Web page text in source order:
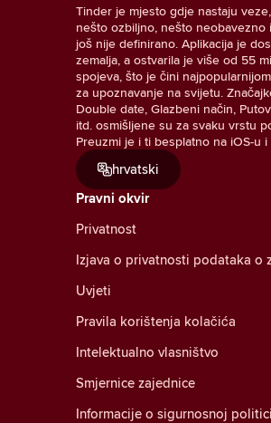
Tinder je mjesto gdje nastaju
nešto ozbiljno, nešto neobavezno
još nije definirano. Aplikacija je
zemalja, a ostvarila je više od 55
spojeva, što je čini
za upoznavanje na svijetu.
Double date, Glazbeni način,
itd. osmišljene su za svaku vrstu
Preuzmi je i ti besplatno na iOS-u
hrvatski
Pravni okvir
Privatnost
Izjava o privatnosti podataka o
Uvjeti
Pravila korištenja kolačića
Intelektualno vlasništvo
Smjernice zajednice
Informacije o sigurnosnoj